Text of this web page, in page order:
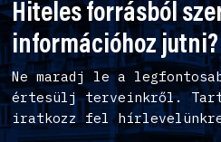
Hiteles forrásból
információhoz jutni?
Ne maradj le a
értesülj terveinkről.
iratkozz fel